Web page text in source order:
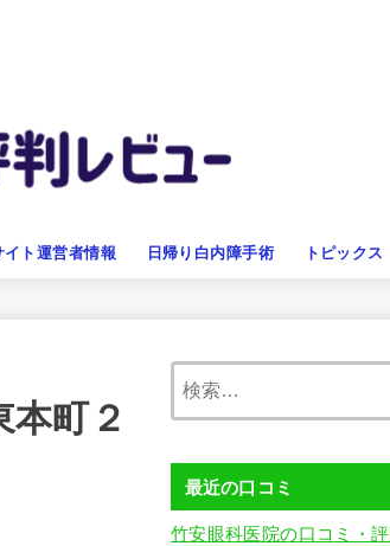
イト運営者情報 日帰り白内障手術 トピックス
町２
最近の口コミ
竹安眼科医院の口コミ・